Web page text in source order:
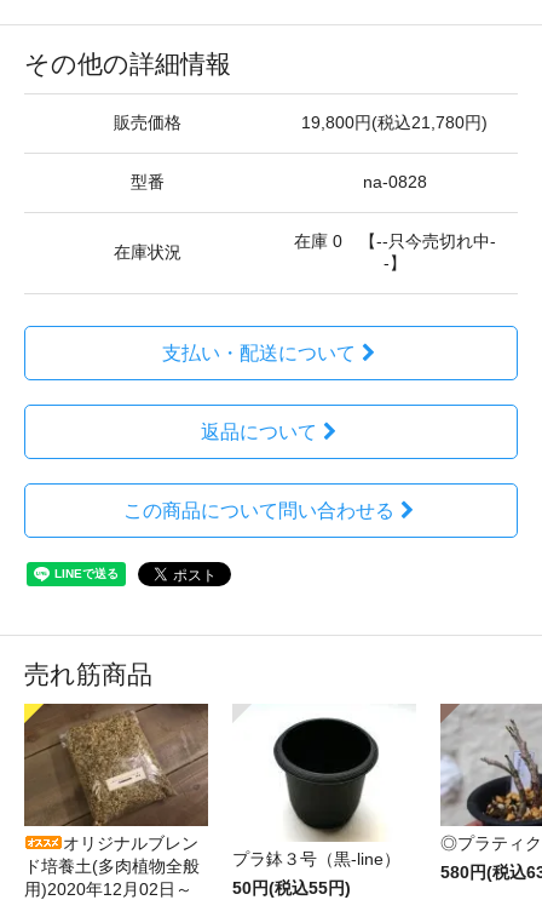
その他の詳細情報
販売価格 19,800円(税込21,780円)
型番 na-0828
在庫状況
在庫 0 【--只今売切れ中-
-】
支払い・配送について
返品について
この商品について問い合わせる
売れ筋商品
オリジナルブレン
ド培養土(多肉植物全般
用)2020年12月02日～
プラ鉢３号（黒-line）
50円(税込55円)
◎プラティ
580円(税込